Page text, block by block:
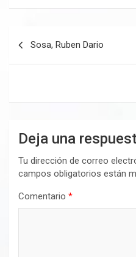
Sosa, Ruben Dario
Deja una
Tu dirección de correo
campos obligatorios están
Comentario *